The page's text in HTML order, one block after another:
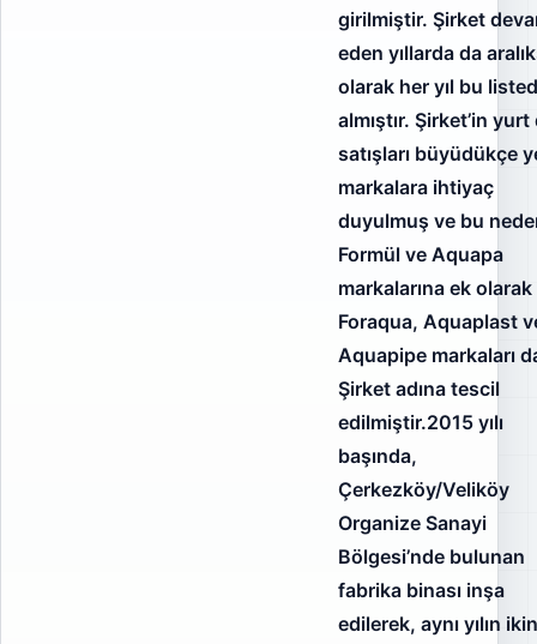
girilmiştir. Şirket
eden yıllarda da
olarak her yıl bu
almıştır. Şirket’in yurt
satışları büyüdükçe
markalara ihtiyaç
duyulmuş ve bu
Formül ve Aquapa
markalarına ek olarak
Foraqua, Aquaplast
Aquapipe markaları
Şirket adına tescil
edilmiştir.2015 yılı
başında,
Çerkezköy/Veliköy
Organize Sanayi
Bölgesi’nde bulunan
fabrika binası inşa
edilerek, aynı yılın